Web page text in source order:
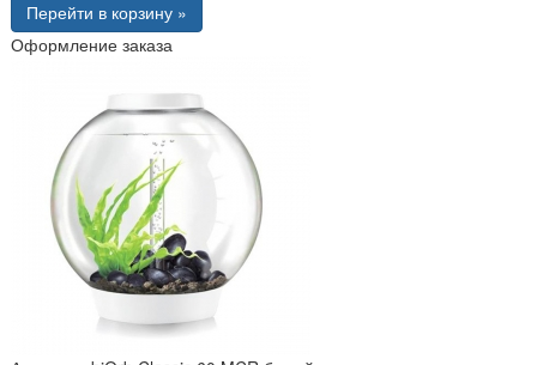
Перейти в корзину »
Оформление заказа